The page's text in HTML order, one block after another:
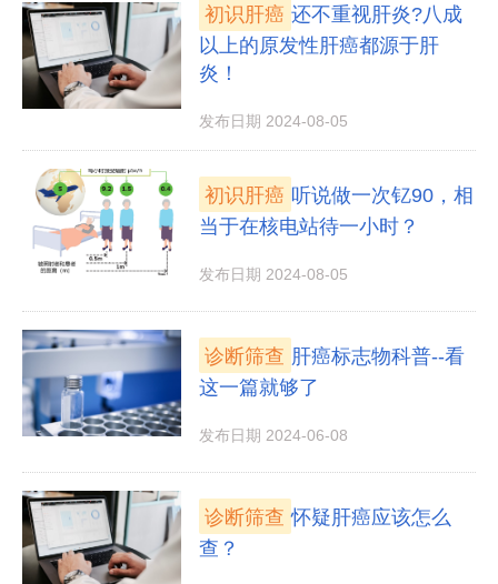
初识肝癌 还不重视肝炎?八成
以上的原发性肝癌都源于肝
炎！
发布日期 2024-08-05
初识肝癌 听说做一次钇90，相
当于在核电站待一小时？
发布日期 2024-08-05
诊断筛查 肝癌标志物科普--看
这一篇就够了
发布日期 2024-06-08
诊断筛查 怀疑肝癌应该怎么
查？